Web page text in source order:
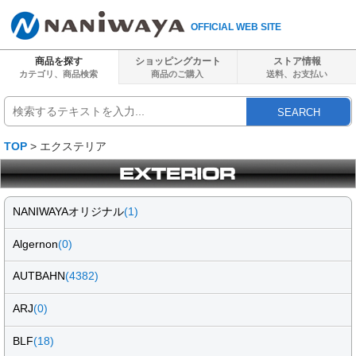
OFFICIAL WEB SITE
商品を探す
カテゴリ、商品検索
ショッピングカート
商品のご購入
ストア情報
送料、 お支払い
SEARCH
TOP > エクステリア
NANIWAYAオリジナル(1)
Algernon(0)
AUTBAHN(4382)
ARJ(0)
BLF(18)